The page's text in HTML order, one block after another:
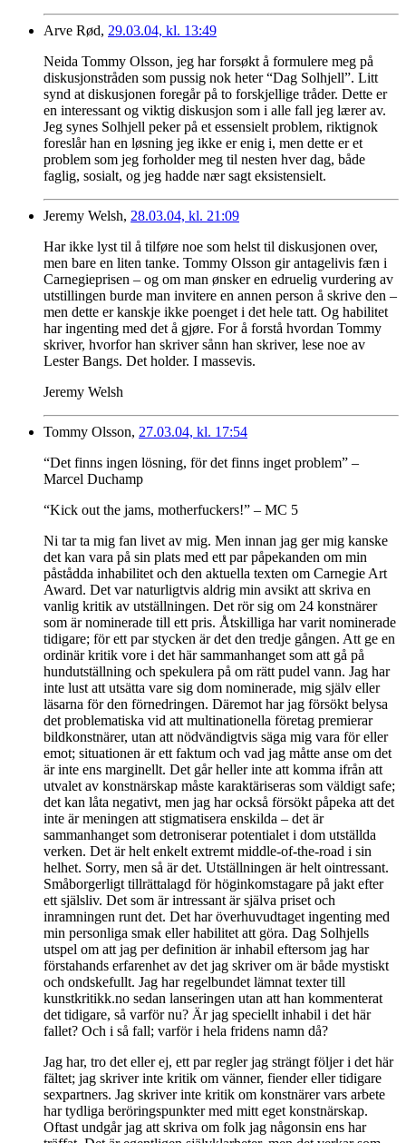
Arve Rød, 29.03.04, kl. 13:49
Neida Tommy Olsson, jeg har forsøkt å formulere meg på
diskusjonstråden som pussig nok heter “Dag Solhjell”. Litt
synd at diskusjonen foregår på to forskjellige tråder. Dette er
en interessant og viktig diskusjon som i alle fall jeg lærer av.
Jeg synes Solhjell peker på et essensielt problem, riktignok
foreslår han en løsning jeg ikke er enig i, men dette er et
problem som jeg forholder meg til nesten hver dag, både
faglig, sosialt, og jeg hadde nær sagt eksistensielt.
Jeremy Welsh, 28.03.04, kl. 21:09
Har ikke lyst til å tilføre noe som helst til diskusjonen over,
men bare en liten tanke. Tommy Olsson gir antagelivis fæn i
Carnegieprisen – og om man ønsker en edruelig vurdering av
utstillingen burde man invitere en annen person å skrive den –
men dette er kanskje ikke poenget i det hele tatt. Og habilitet
har ingenting med det å gjøre. For å forstå hvordan Tommy
skriver, hvorfor han skriver sånn han skriver, lese noe av
Lester Bangs. Det holder. I massevis.
Jeremy Welsh
Tommy Olsson, 27.03.04, kl. 17:54
“Det finns ingen lösning, för det finns inget problem” –
Marcel Duchamp
“Kick out the jams, motherfuckers!” – MC 5
Ni tar ta mig fan livet av mig. Men innan jag ger mig kanske
det kan vara på sin plats med ett par påpekanden om min
påstådda inhabilitet och den aktuella texten om Carnegie Art
Award. Det var naturligtvis aldrig min avsikt att skriva en
vanlig kritik av utställningen. Det rör sig om 24 konstnärer
som är nominerade till ett pris. Åtskilliga har varit nominerade
tidigare; för ett par stycken är det den tredje gången. Att ge en
ordinär kritik vore i det här sammanhanget som att gå på
hundutställning och spekulera på om rätt pudel vann. Jag har
inte lust att utsätta vare sig dom nominerade, mig själv eller
läsarna för den förnedringen. Däremot har jag försökt belysa
det problematiska vid att multinationella företag premierar
bildkonstnärer, utan att nödvändigtvis säga mig vara för eller
emot; situationen är ett faktum och vad jag måtte anse om det
är inte ens marginellt. Det går heller inte att komma ifrån att
utvalet av konstnärskap måste karaktäriseras som väldigt safe;
det kan låta negativt, men jag har också försökt påpeka att det
inte är meningen att stigmatisera enskilda – det är
sammanhanget som detroniserar potentialet i dom utställda
verken. Det är helt enkelt extremt middle-of-the-road i sin
helhet. Sorry, men så är det. Utställningen är helt ointressant.
Småborgerligt tillrättalagd för höginkomstagare på jakt efter
ett själsliv. Det som är intressant är själva priset och
inramningen runt det. Det har överhuvudtaget ingenting med
min personliga smak eller habilitet att göra. Dag Solhjells
utspel om att jag per definition är inhabil eftersom jag har
förstahands erfarenhet av det jag skriver om är både mystiskt
och ondskefullt. Jag har regelbundet lämnat texter till
kunstkritikk.no sedan lanseringen utan att han kommenterat
det tidigare, så varför nu? Är jag speciellt inhabil i det här
fallet? Och i så fall; varför i hela fridens namn då?
Jag har, tro det eller ej, ett par regler jag strängt följer i det här
fältet; jag skriver inte kritik om vänner, fiender eller tidigare
sexpartners. Jag skriver inte kritik om konstnärer vars arbete
har tydliga beröringspunkter med mitt eget konstnärskap.
Oftast undgår jag att skriva om folk jag någonsin ens har